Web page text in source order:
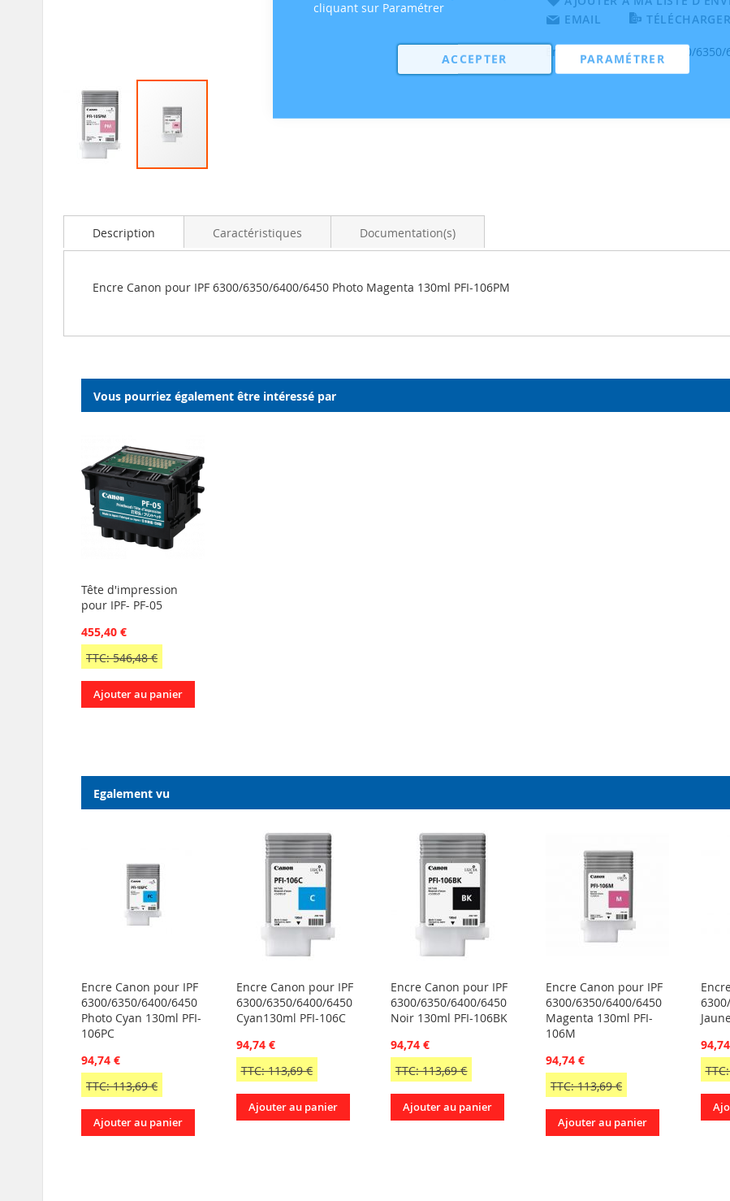
cliquant sur Paramétrer
ACCEPTER PARAMÉTRER
EMAIL
Encre Canon pour IPF 6300/
beginning
gallery
Description
Encre Canon pour IPF 6300/6350/6400/6450 Photo Magenta 130ml PFI-106PM
Caractéristiques Documentation(s)
Vous pourriez également être intéressé par
Tête d'impression
pour IPF- PF-05
455,40 €
TTC: 546,48 €
Ajouter au panier
Egalement vu
Encre Canon pour IPF
6300/6350/6400/6450
Photo Cyan 130ml PFI-
106PC
94,74 €
TTC: 113,69 €
Ajouter au panier
Encre Canon pour IPF
6300/6350/6400/6450
Cyan130ml PFI-106C
94,74 €
TTC: 113,69 €
Ajouter au panier
Encre Canon pour IPF
6300/6350/6400/6450
Noir 130ml PFI-106BK
94,74 €
TTC: 113,69 €
Ajouter au panier
Encre Canon pour IPF
6300/6350/6400/6450
Magenta 130ml PFI-
106M
94,74 €
TTC: 113,69 €
Ajouter au panier